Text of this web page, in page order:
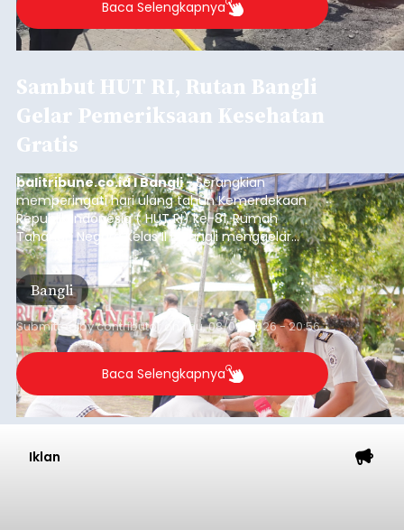
Baca Selengkapnya
Sambut HUT RI, Rutan Bangli
Gelar Pemeriksaan Kesehatan
Gratis
balitribune.co.id I Bangli -Serangkian
memperingati hari ulang tahun Kemerdekaan
Republik Indonesia ( HUT RI) ke-81, Rumah
Tahanan Negara Kelas II B Bangli menggelar
kegiatan pemeriksaan kesehatan gratis, Rabu
(6/8/2026).
Bangli
Submitted bycontributor Thu, 08/06/2026 - 20:56
Baca Selengkapnya
Iklan